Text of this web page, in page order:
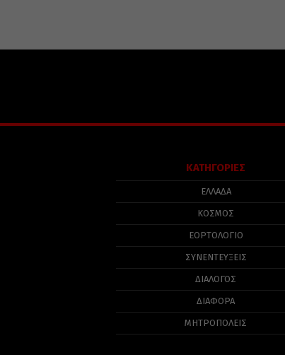
ΚΑΤΗΓΟΡΙΕΣ
ΕΛΛΑΔΑ
ΚΟΣΜΟΣ
ΕΟΡΤΟΛΟΓΙΟ
ΣΥΝΕΝΤΕΥΞΕΙΣ
ΔΙΑΛΟΓΟΣ
ΔΙΑΦΟΡΑ
ΜΗΤΡΟΠΟΛΕΙΣ